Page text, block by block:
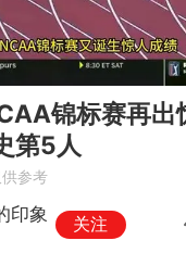
锦标赛再出
第5人
参考
印象 关注